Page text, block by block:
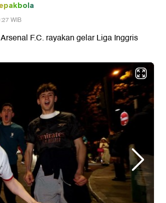
WIB
F.C. rayakan gelar Liga Inggris